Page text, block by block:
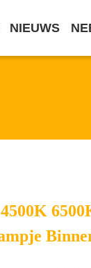
NIEUWS